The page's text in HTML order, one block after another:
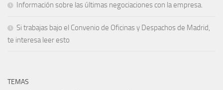
Información sobre las últimas negociaciones con la empresa.
Si trabajas bajo el Convenio de Oficinas y Despachos de Madrid,
te interesa leer esto
TEMAS